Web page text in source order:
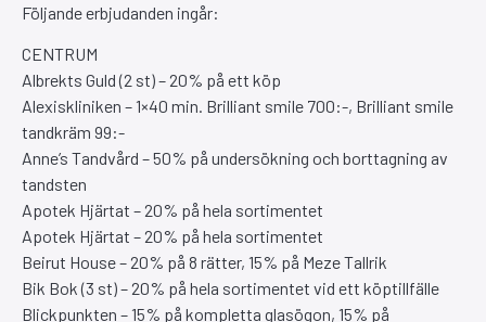
Följande erbjudanden ingår:
CENTRUM
Albrekts Guld (2 st) – 20% på ett köp
Alexiskliniken – 1×40 min. Brilliant smile 700:-, Brilliant smile
tandkräm 99:-
Anne’s Tandvård – 50% på undersökning och borttagning av
tandsten
Apotek Hjärtat – 20% på hela sortimentet
Apotek Hjärtat – 20% på hela sortimentet
Beirut House – 20% på 8 rätter, 15% på Meze Tallrik
Bik Bok (3 st) – 20% på hela sortimentet vid ett köptillfälle
Blickpunkten – 15% på kompletta glasögon, 15% på